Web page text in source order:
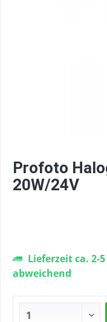
Profoto
20W/24V
Lieferzeit ca. 2-
abweichend